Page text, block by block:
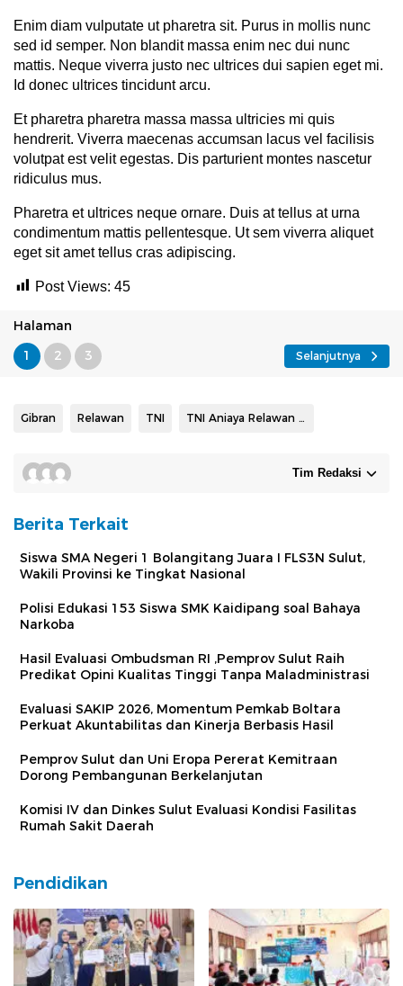
Enim diam vulputate ut pharetra sit. Purus in mollis nunc
sed id semper. Non blandit massa enim nec dui nunc
mattis. Neque viverra justo nec ultrices dui sapien eget mi.
Id donec ultrices tincidunt arcu.
Et pharetra pharetra massa massa ultricies mi quis
hendrerit. Viverra maecenas accumsan lacus vel facilisis
volutpat est velit egestas. Dis parturient montes nascetur
ridiculus mus.
Pharetra et ultrices neque ornare. Duis at tellus at urna
condimentum mattis pellentesque. Ut sem viverra aliquet
eget sit amet tellus cras adipiscing.
Post Views: 45
Halaman
1
2 3 Selanjutnya
Gibran Relawan TNI TNI Aniaya Relawan Ganjar
Tim Redaksi
Berita Terkait
Siswa SMA Negeri 1 Bolangitang Juara I FLS3N Sulut,
Wakili Provinsi ke Tingkat Nasional
Polisi Edukasi 153 Siswa SMK Kaidipang soal Bahaya
Narkoba
Hasil Evaluasi Ombudsman RI ,Pemprov Sulut Raih
Predikat Opini Kualitas Tinggi Tanpa Maladministrasi
Evaluasi SAKIP 2026, Momentum Pemkab Boltara
Perkuat Akuntabilitas dan Kinerja Berbasis Hasil
Pemprov Sulut dan Uni Eropa Pererat Kemitraan
Dorong Pembangunan Berkelanjutan
Komisi IV dan Dinkes Sulut Evaluasi Kondisi Fasilitas
Rumah Sakit Daerah
Pendidikan